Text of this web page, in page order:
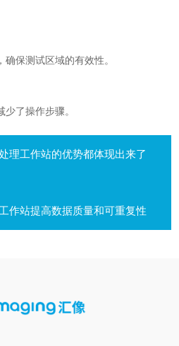
保测试区域的有效性。
了操作步骤。
理工作站的优势都体现出来了
作站提高数据质量和可重复性